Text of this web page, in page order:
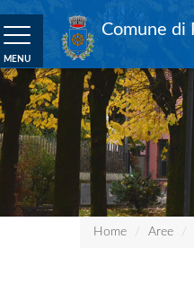
Toggle
MENU
Comune di
Home Aree